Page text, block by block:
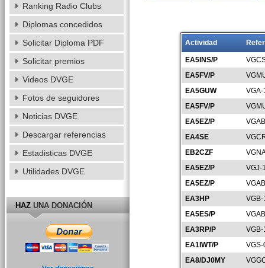
Actividad
EA5INS/P
EA5FV/P
EA5GUW
EA5FV/P
EA5EZ/P
EA4SE
EB2CZF
EA5EZ/P
VGJ-
EA5EZ/P
EA3HP
EA5ES/P
EA3RP/P
EA1IWT/P
EA8/DJ0MY
Ranking Radio Clubs
Diplomas concedidos
Solicitar Diploma PDF
Solicitar premios
Videos DVGE
Fotos de seguidores
Noticias DVGE
Descargar referencias
Estadisticas DVGE
Utilidades DVGE
HAZUNA DONACIÓN